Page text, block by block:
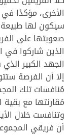
الأخرى، مؤكدًا
سيكون لها
صعوبتها على
الذين شاركوا في
الجهد الكبير
إلا أن الفرصة
مُنافسات تلك
مُقارنتها مع
وتنافست خلال
أن فريقي